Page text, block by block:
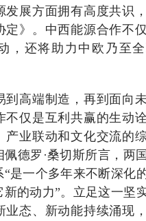
发展方面拥有高度共识
定》。中西能源合作不
，还将助力中欧乃至
高端制造，再到面向
不仅是互利共赢的生动
业联动和文化交流的综
佩德罗·桑切斯所言，两
是一个多年来不断深化
的动力”。立足这一坚
业态、新动能持续涌现